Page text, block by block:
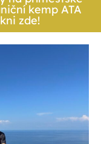
kemp ATA
zde!